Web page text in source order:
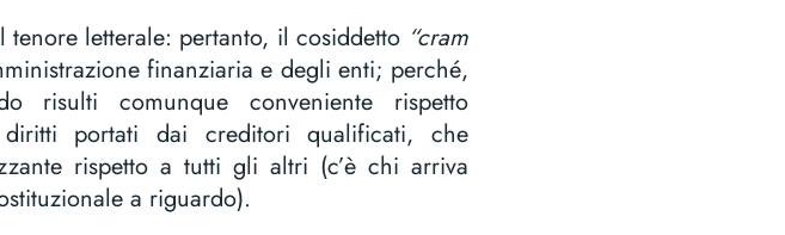
tenore letterale: pertanto, il cosiddetto “cram
finanziaria e degli enti; perché,
risulti comunque conveniente rispetto
diritti portati dai creditori qualificati, che
rispetto a tutti gli altri (c’è chi arriva
a riguardo).